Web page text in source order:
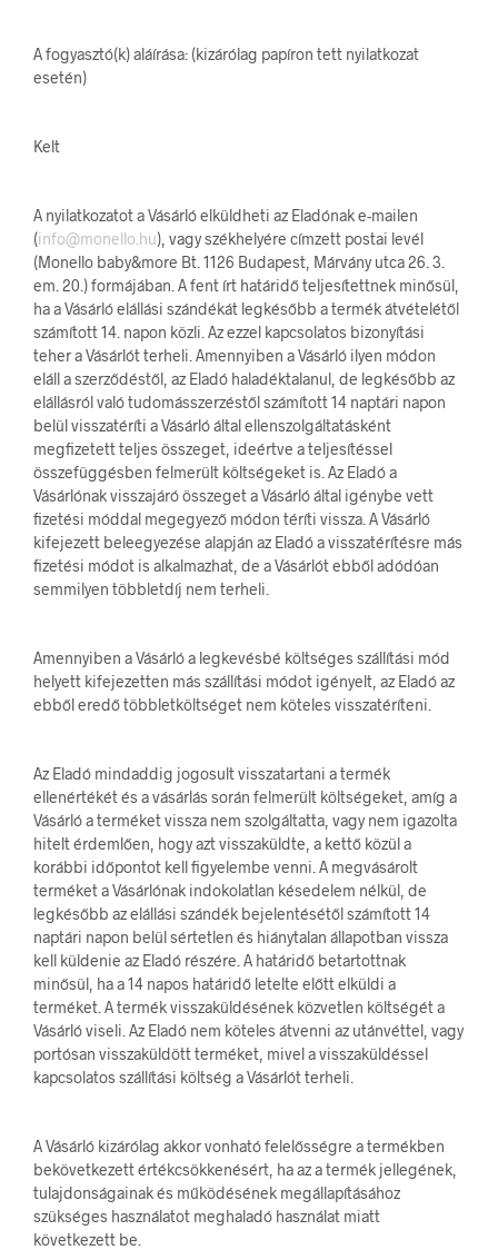
A fogyasztó(k) aláírása: (kizárólag papíron tett nyilatkozat
esetén)
Kelt
A nyilatkozatot a Vásárló elküldheti az Eladónak e-mailen
(info@monello.hu), vagy székhelyére címzett postai levél
(Monello baby&more Bt. 1126 Budapest, Márvány utca 26. 3.
em. 20.) formájában. A fent írt határidő teljesítettnek minősül,
ha a Vásárló elállási szándékát legkésőbb a termék átvételétől
számított 14. napon közli. Az ezzel kapcsolatos bizonyítási
teher a Vásárlót terheli. Amennyiben a Vásárló ilyen módon
eláll a szerződéstől, az Eladó haladéktalanul, de legkésőbb az
elállásról való tudomásszerzéstől számított 14 naptári napon
belül visszatéríti a Vásárló által ellenszolgáltatásként
megfizetett teljes összeget, ideértve a teljesítéssel
összefüggésben felmerült költségeket is. Az Eladó a
Vásárlónak visszajáró összeget a Vásárló által igénybe vett
fizetési móddal megegyező módon téríti vissza. A Vásárló
kifejezett beleegyezése alapján az Eladó a visszatérítésre más
fizetési módot is alkalmazhat, de a Vásárlót ebből adódóan
semmilyen többletdíj nem terheli.
Amennyiben a Vásárló a legkevésbé költséges szállítási mód
helyett kifejezetten más szállítási módot igényelt, az Eladó az
ebből eredő többletköltséget nem köteles visszatéríteni.
Az Eladó mindaddig jogosult visszatartani a termék
ellenértékét és a vásárlás során felmerült költségeket, amíg a
Vásárló a terméket vissza nem szolgáltatta, vagy nem igazolta
hitelt érdemlően, hogy azt visszaküldte, a kettő közül a
korábbi időpontot kell figyelembe venni. A megvásárolt
terméket a Vásárlónak indokolatlan késedelem nélkül, de
legkésőbb az elállási szándék bejelentésétől számított 14
naptári napon belül sértetlen és hiánytalan állapotban vissza
kell küldenie az Eladó részére. A határidő betartottnak
minősül, ha a 14 napos határidő letelte előtt elküldi a
terméket. A termék visszaküldésének közvetlen költségét a
Vásárló viseli. Az Eladó nem köteles átvenni az utánvéttel, vagy
portósan visszaküldött terméket, mivel a visszaküldéssel
kapcsolatos szállítási költség a Vásárlót terheli.
A Vásárló kizárólag akkor vonható felelősségre a termékben
bekövetkezett értékcsökkenésért, ha az a termék jellegének,
tulajdonságainak és működésének megállapításához
szükséges használatot meghaladó használat miatt
következett be.